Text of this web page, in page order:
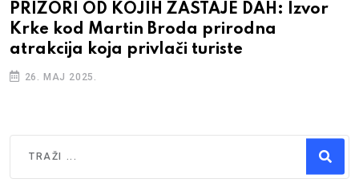
PRIZORI OD KOJIH ZASTAJE DAH: Izvor
Krke kod Martin Broda prirodna
atrakcija koja privlači turiste
26. MAJ 2025.
Type 2 or more characters for results.